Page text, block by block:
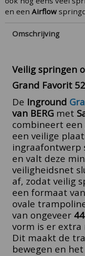
en een Airflow
Omschrijving
Veilig springen
Grand Favorit
De Inground
van BERG met
combineert
een veilige
ingraafontwerp
en valt deze
veiligheidsnet
af, zodat veilig
een formaat van
ovale
van ongeveer
vorm is er
Dit maakt de
bewegen en